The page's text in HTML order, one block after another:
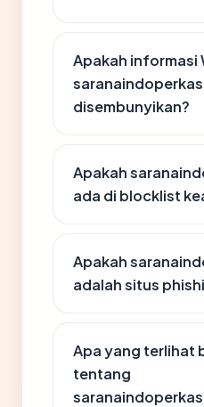
Apakah informasi
disembunyikan?
Apakah
ada di blocklist
Apakah
adalah situs
Apa yang terlihat
tentang